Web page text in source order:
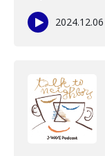
2024.12.06